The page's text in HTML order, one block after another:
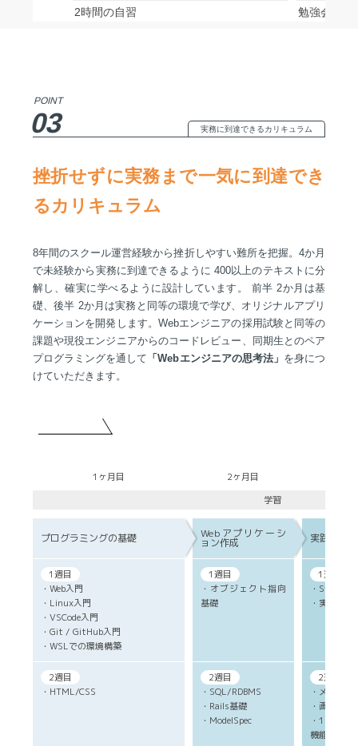
2時間の自習 勉強会等で
POINT
03 実務に到達できるカリキュラム
挫折せずに実務まで一気に到達でき
るカリキュラム
8年間のスクール運営経験から挫折しやすい難所を把握。4か月
で未経験から実務に到達できるように 400以上のテキストに分
解し、確実に学べるように設計しています。 前半 2か月は基
礎、後半 2か月は実務と同等の環境で学び、オリジナルアプリ
ケーションを開発します。Webエンジニアの採用試験と同等の
課題や現役エンジニアからのコードレビュー、同期生とのペア
プログラミングを通して 「Webエンジニアの思考法」 を身につ
けていただきます。
1ヶ月目 2ヶ月目
学習
プログラミングの基礎 Webアプリケーシ
ョン作成 実践スキ
1週目
・Web入門
・Linux入門
・VSCode入門
・Git / GitHub入門
・WSLでの環境構築
1週目
・オブジェクト指向
基礎
1週目
・
・実技研修
2週目
・HTML/CSS
2週目
・SQL/RDBMS
・Rails基礎
・ModelSpec
2週目(技
・メール機
・画像ア
・1対1の
機能